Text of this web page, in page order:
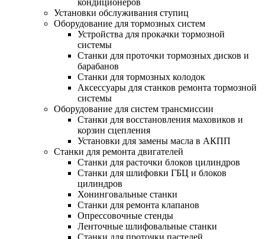
кондиционеров
Установки обслуживания ступиц
Оборудование для тормозных систем
Устройства для прокачки тормозной
системы
Станки для проточки тормозных дисков и
барабанов
Станки для тормозных колодок
Аксессуары для станков ремонта тормозной
системы
Оборудование для систем трансмиссии
Станки для восстановления маховиков и
корзин сцепления
Установки для замены масла в АКПП
Станки для ремонта двигателей
Станки для расточки блоков цилиндров
Станки для шлифовки ГБЦ и блоков
цилиндров
Хонинговальные станки
Станки для ремонта клапанов
Опрессовочные стенды
Ленточные шлифовальные станки